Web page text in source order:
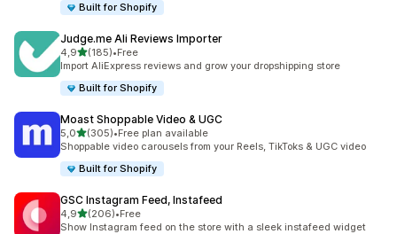
Built for Shopify
Judge.me Ali Reviews Importer
4,9z 5 hvězd
(185)
Celkový počet recenzí: 185
•Free
Import AliExpress reviews and grow your dropshipping store
Built for Shopify
Moast Shoppable Video & UGC
5,0z 5 hvězd
(305)
Celkový počet recenzí: 305
•Free plan available
Shoppable video carousels from your Reels, TikToks & UGC video
Built for Shopify
GSC Instagram Feed, Instafeed
4,9z 5 hvězd
(206)
Celkový počet recenzí: 206
•Free
Show Instagram feed on the store with a sleek instafeed widget